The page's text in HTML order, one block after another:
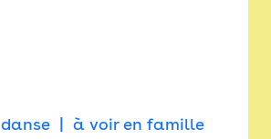
danse à voir en famille